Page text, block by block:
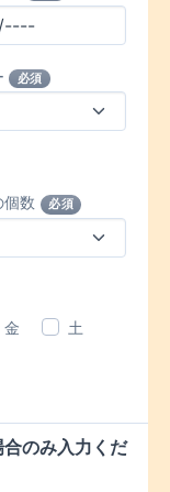
必須
個数 必須
金
土
のみ入力くだ